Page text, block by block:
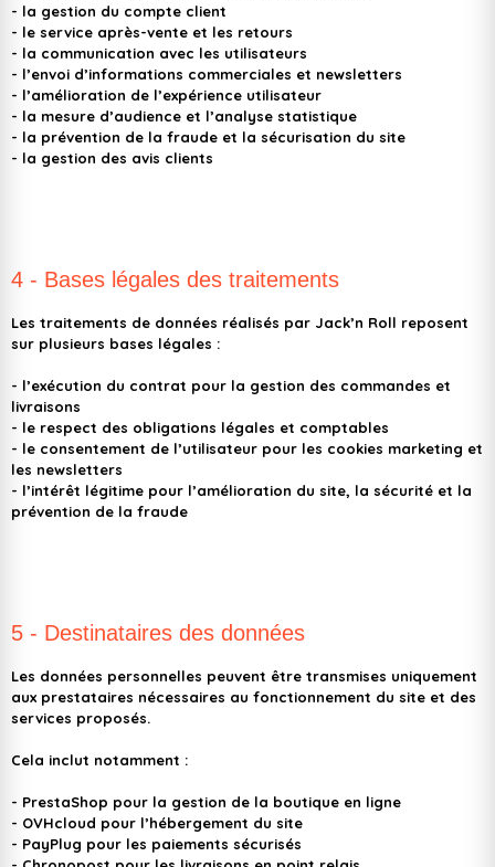
- la gestion du compte client
- le service après-vente et les retours
- la communication avec les utilisateurs
- l’envoi d’informations commerciales et newsletters
- l’amélioration de l’expérience utilisateur
- la mesure d’audience et l’analyse statistique
- la prévention de la fraude et la sécurisation du site
- la gestion des avis clients
4 - Bases légales des traitements
Les traitements de données réalisés par Jack’n Roll reposent
sur plusieurs bases légales :
- l’exécution du contrat pour la gestion des commandes et
livraisons
- le respect des obligations légales et comptables
- le consentement de l’utilisateur pour les cookies marketing et
les newsletters
- l’intérêt légitime pour l’amélioration du site, la sécurité et la
prévention de la fraude
5 - Destinataires des données
Les données personnelles peuvent être transmises uniquement
aux prestataires nécessaires au fonctionnement du site et des
services proposés.
Cela inclut notamment :
- PrestaShop pour la gestion de la boutique en ligne
- OVHcloud pour l’hébergement du site
- PayPlug pour les paiements sécurisés